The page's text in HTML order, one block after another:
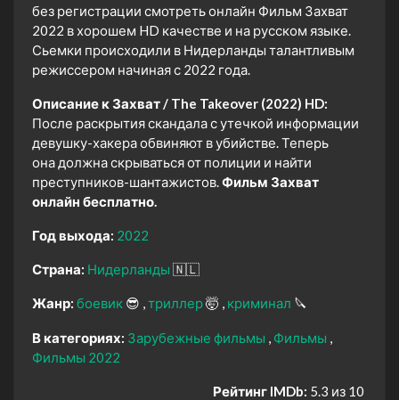
без регистрации смотреть онлайн Фильм Захват
2022 в хорошем HD качестве и на русском языке.
Сьемки происходили в Нидерланды талантливым
режиссером начиная с 2022 года.
Описание к Захват / The Takeover (2022) HD:
После раскрытия скандала с утечкой информации
девушку-хакера обвиняют в убийстве. Теперь
она должна скрываться от полиции и найти
преступников-шантажистов.Фильм Захват
онлайн бесплатно.
Год выхода: 2022
Страна: Нидерланды 🇳🇱
Жанр: боевик 😎 триллер🤯 криминал 🔪
В категориях: Зарубежные фильмы
Фильмы
Фильмы 2022
Рейтинг IMDb: 5.3 из 10